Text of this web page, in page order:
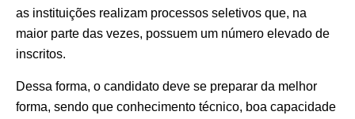
as instituições realizam processos seletivos que, na
maior parte das vezes, possuem um número elevado de
inscritos.
Dessa forma, o candidato deve se preparar da melhor
forma, sendo que conhecimento técnico, boa capacidade